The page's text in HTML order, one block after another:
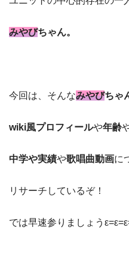
みやびちゃん。
今回は、そんなみやびちゃ
wiki風プロフィールや年齢
中学や実績や歌唱曲動画に
リサーチしているぞ！
では早速参りましょう